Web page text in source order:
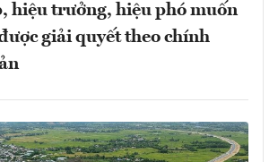
hiệu trưởng, hiệu phó muốn
giải quyết theo chính